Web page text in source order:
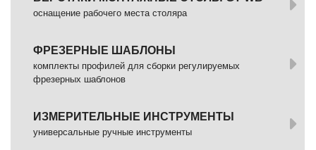
оснащение рабочего места столяра
ФРЕЗЕРНЫЕ ШАБЛОНЫ
комплекты профилей для сборки регулируемых
фрезерных шаблонов
ИЗМЕРИТЕЛЬНЫЕ ИНСТРУМЕНТЫ
универсальные ручные инструменты